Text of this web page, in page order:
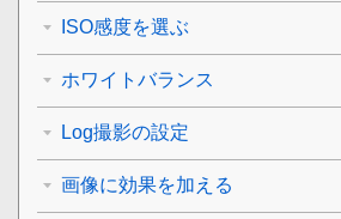
ISO感度を選ぶ
ホワイトバランス
Log撮影の設定
画像に効果を加える